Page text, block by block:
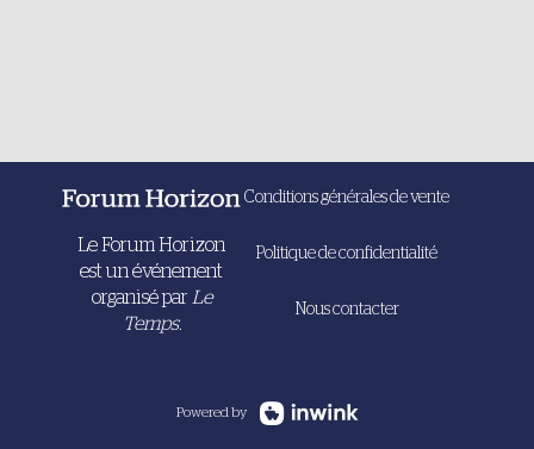
Le Forum Horizon
est un événement
organisé par Le
Temps.
Conditions générales de vente
Politique de confidentialité
Nous contacter
Powered by